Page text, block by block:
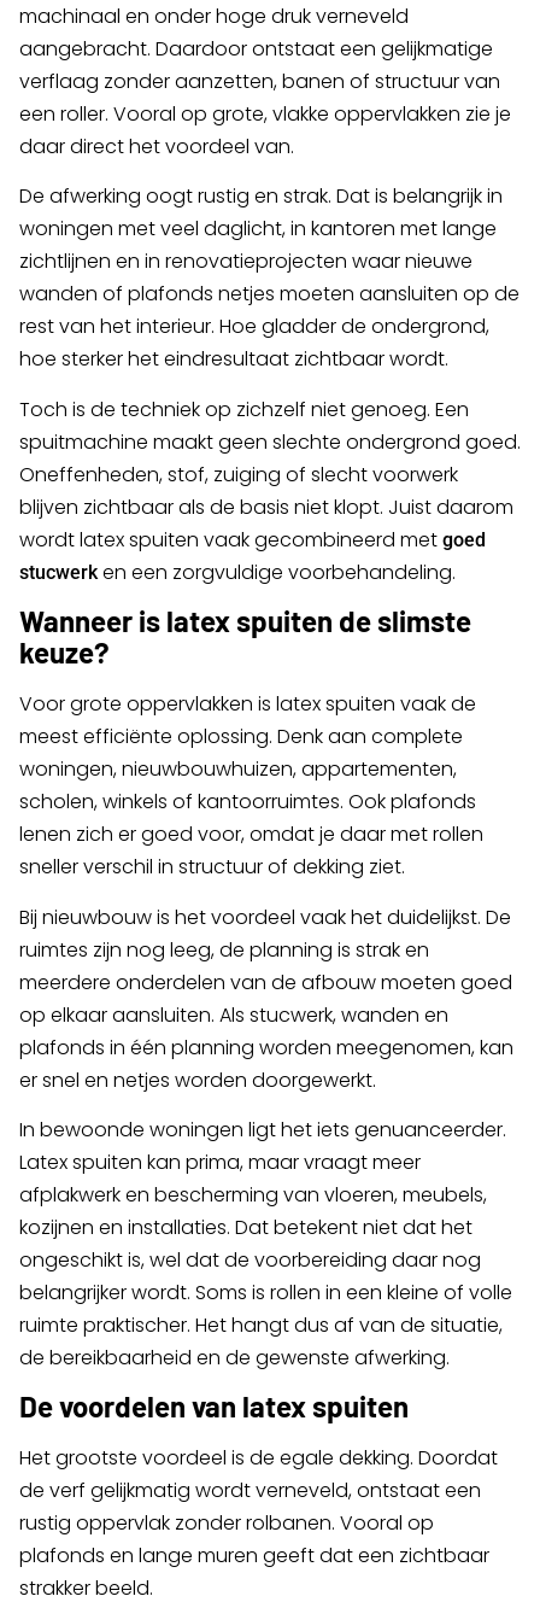
machinaal en onder hoge druk verneveld
aangebracht. Daardoor ontstaat een gelijkmatige
verflaag zonder aanzetten, banen of structuur van
een roller. Vooral op grote, vlakke oppervlakken zie je
daar direct het voordeel van.
De afwerking oogt rustig en strak. Dat is belangrijk in
woningen met veel daglicht, in kantoren met lange
zichtlijnen en in renovatieprojecten waar nieuwe
wanden of plafonds netjes moeten aansluiten op de
rest van het interieur. Hoe gladder de ondergrond,
hoe sterker het eindresultaat zichtbaar wordt.
Toch is de techniek op zichzelf niet genoeg. Een
spuitmachine maakt geen slechte ondergrond goed.
Oneffenheden, stof, zuiging of slecht voorwerk
blijven zichtbaar als de basis niet klopt. Juist daarom
wordt latex spuiten vaak gecombineerd met goed
stucwerken een zorgvuldige voorbehandeling.
Wanneer is latex spuiten de slimste
keuze?
Voor grote oppervlakken is latex spuiten vaak de
meest efficiënte oplossing. Denk aan complete
woningen, nieuwbouwhuizen, appartementen,
scholen, winkels of kantoorruimtes. Ook plafonds
lenen zich er goed voor, omdat je daar met rollen
sneller verschil in structuur of dekking ziet.
Bij nieuwbouw is het voordeel vaak het duidelijkst. De
ruimtes zijn nog leeg, de planning is strak en
meerdere onderdelen van de afbouw moeten goed
op elkaar aansluiten. Als stucwerk, wanden en
plafonds in één planning worden meegenomen, kan
er snel en netjes worden doorgewerkt.
In bewoonde woningen ligt het iets genuanceerder.
Latex spuiten kan prima, maar vraagt meer
afplakwerk en bescherming van vloeren, meubels,
kozijnen en installaties. Dat betekent niet dat het
ongeschikt is, wel dat de voorbereiding daar nog
belangrijker wordt. Soms is rollen in een kleine of volle
ruimte praktischer. Het hangt dus af van de situatie,
de bereikbaarheid en de gewenste afwerking.
De voordelen van latex spuiten
Het grootste voordeel is de egale dekking. Doordat
de verf gelijkmatig wordt verneveld, ontstaat een
rustig oppervlak zonder rolbanen. Vooral op
plafonds en lange muren geeft dat een zichtbaar
strakker beeld.